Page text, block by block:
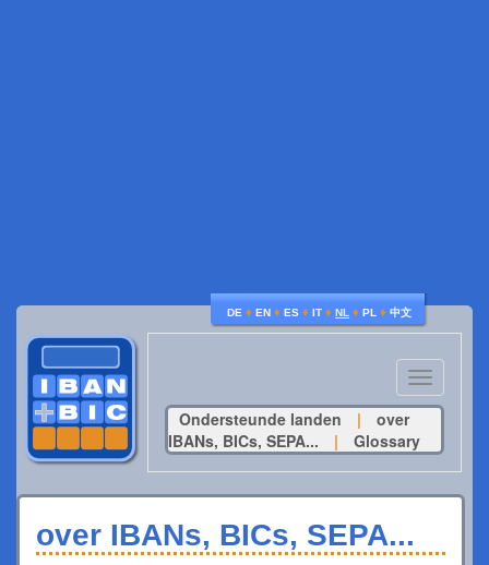
DE ♦ EN ♦ ES ♦ IT ♦ NL ♦ PL ♦ 中文
Toggle
navigation
Ondersteunde landen
|
over
IBANs, BICs, SEPA...
| Glossary
over IBANs, BICs, SEPA...